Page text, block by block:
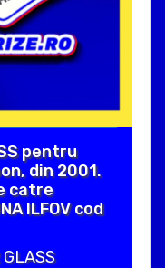
pentru
din 2001.
catre
ILFOV cod